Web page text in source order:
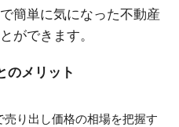
簡単に気になった不動産
ができます。
のメリット
り出し価格の相場を把握す